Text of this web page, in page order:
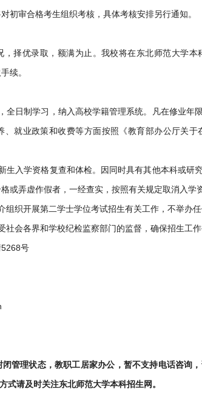
初审合格考生组织考核，具体考核安排另行通知。
，择优录取，额满为止。我校将在东北师范大学
续。
全日制学习，纳入高校学籍管理系统。凡在修业年
、就业政策和收费等方面按照《教育部办公厅关
生入学资格复查和体检。因同时具有其他本科或研
或弄虚作假者，一经查实，按照有关规定取消入学
组织开展第二学士学位考试招生有关工作，不举办任
社会各界和学校纪检监察部门的监督，确保招生工作
号
管理状态，教职工居家办公，暂不支持电话咨
请及时关注东北师范大学本科招生网。